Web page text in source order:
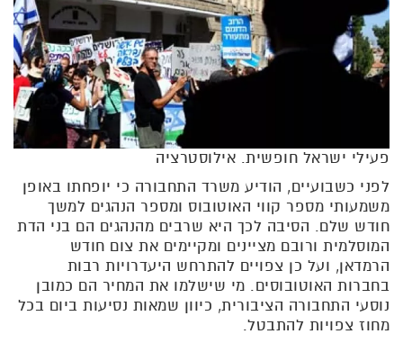
פעילי ישראל חופשית. אילוסטרציה
לפני כשבועיים, הודיע משרד התחבורה כי יופחתו באופן
משמעותי מספר קווי האוטובוס ומספר הנהגים למשך
חודש שלם. הסיבה לכך היא שרבים מהנהגים הם בני הדת
המוסלמית ורובם מציינים ומקיימים את צום חודש
הרמדאן, ועל כן צפויים להתרחש היעדרויות רבות
בחברות האוטובוסים. מי שישלמו את המחיר הם כמובן
נוסעי התחבורה הציבורית, כיוון שמאות נסיעות ביום בכל
מחוז צפויות להתבטל.